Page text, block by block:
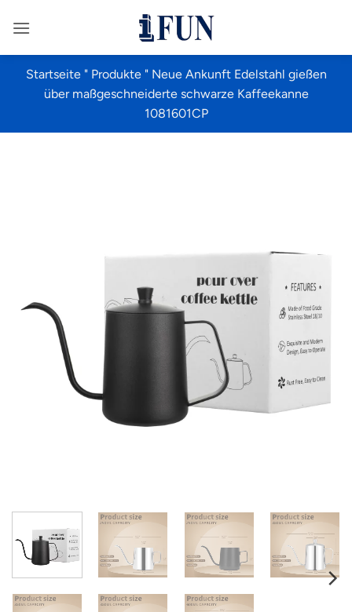
Inhalt
Startseite" Produkte" Neue Ankunft Edelstahl gießen
über maßgeschneiderte schwarze Kaffeekanne
1081601CP